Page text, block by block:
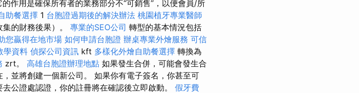
的作用是確保所有者的業務部分不“可銷售”，以便會員/所
助餐選擇 1 台胞證過期後的解決辦法 桃園植牙專業醫師
的財務後果）。 專業的SEO公司 轉型的基本情況包括
您贏得在地市場 如何申請台胞證 辦桌專業外燴服務 可信
學資料 偵探公司資訊 kft 多樣化外燴自助餐選擇 轉換為
zrt。 高雄台胞證辦理地點 如果發生合併，可能會發生合
並將創建一個新公司。 如果你有電子簽名，你甚至可
公證處認證，你的註冊將在確認後立即啟動。 假牙費